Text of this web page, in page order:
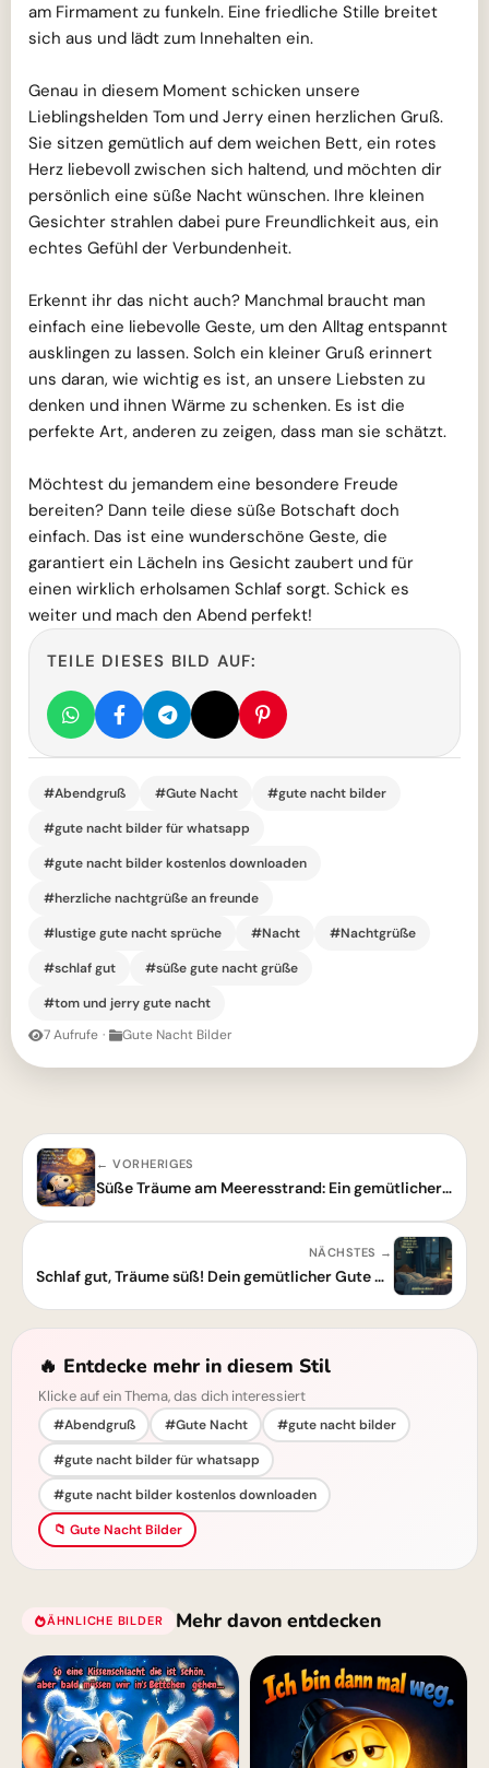
am Firmament zu funkeln. Eine friedliche Stille breitet
sich aus und lädt zum Innehalten ein.
Genau in diesem Moment schicken unsere
Lieblingshelden Tom und Jerry einen herzlichen Gruß.
Sie sitzen gemütlich auf dem weichen Bett, ein rotes
Herz liebevoll zwischen sich haltend, und möchten dir
persönlich eine süße Nacht wünschen. Ihre kleinen
Gesichter strahlen dabei pure Freundlichkeit aus, ein
echtes Gefühl der Verbundenheit.
Erkennt ihr das nicht auch? Manchmal braucht man
einfach eine liebevolle Geste, um den Alltag entspannt
ausklingen zu lassen. Solch ein kleiner Gruß erinnert
uns daran, wie wichtig es ist, an unsere Liebsten zu
denken und ihnen Wärme zu schenken. Es ist die
perfekte Art, anderen zu zeigen, dass man sie schätzt.
Möchtest du jemandem eine besondere Freude
bereiten? Dann teile diese süße Botschaft doch
einfach. Das ist eine wunderschöne Geste, die
garantiert ein Lächeln ins Gesicht zaubert und für
einen wirklich erholsamen Schlaf sorgt. Schick es
weiter und mach den Abend perfekt!
TEILE DIESES BILD AUF:
#Abendgruß #Gute Nacht
#gute nacht bilder
#gute nacht bilder für whatsapp
#gute nacht bilder kostenlos downloaden
#herzliche nachtgrüße an freunde
#lustige gute nacht sprüche
#Nacht
#Nachtgrüße
#schlaf gut
#süße gute nacht grüße
#tom und jerry gute nacht
7 Aufrufe · Gute Nacht Bilder
← VORHERIGES
Süße Träume am Meeresstrand: Ein gemütlicher Gute Nacht Gruß mit Snoopy
NÄCHSTES →
Schlaf gut, Träume süß! Dein gemütlicher Gute Nacht Gruß wartet.
🔥 Entdecke mehr in diesem Stil
Klicke auf ein Thema, das dich interessiert
#Abendgruß #Gute Nacht
#gute nacht bilder
#gute nacht bilder für whatsapp
#gute nacht bilder kostenlos downloaden
📁 Gute Nacht Bilder
ÄHNLICHE BILDER Mehr davon entdecken